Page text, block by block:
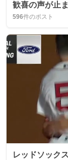
歓喜の声が止
596件のポスト
レッドソック